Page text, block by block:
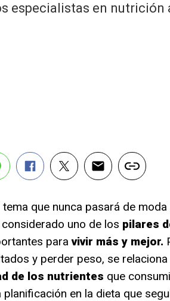
especialistas en nutrición
tema que nunca pasará de
uno de los pilares
para vivir más y mejor.
y perder peso, se
de los nutrientes que
en la dieta que